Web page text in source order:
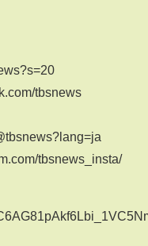
tbsnews
tbsnews_insta/